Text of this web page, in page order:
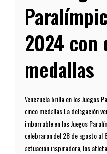
2024 con
medallas
Venezuela brilla en los Juegos
cinco medallas La delegación
imborrable en los Juegos
celebraron del 28 de agosto al
actuación inspiradora, los